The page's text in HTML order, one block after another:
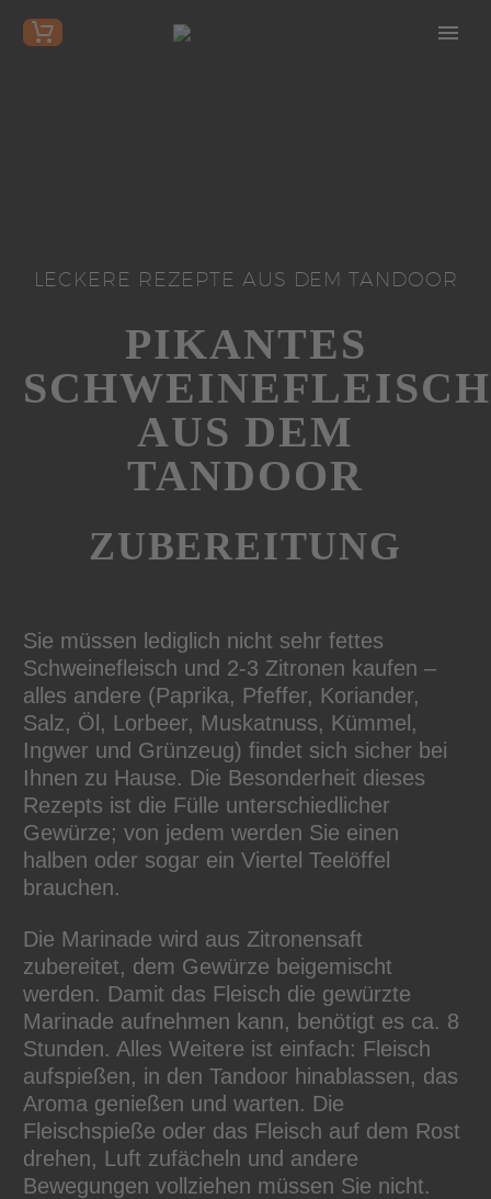
LECKERE REZEPTE AUS DEM TANDOOR
PIKANTES
SCHWEINEFLEISCH
AUS DEM
TANDOOR
ZUBEREITUNG
Sie müssen lediglich nicht sehr fettes
Schweinefleisch und 2-3 Zitronen kaufen –
alles andere (Paprika, Pfeffer, Koriander,
Salz, Öl, Lorbeer, Muskatnuss, Kümmel,
Ingwer und Grünzeug) findet sich sicher bei
Ihnen zu Hause. Die Besonderheit dieses
Rezepts ist die Fülle unterschiedlicher
Gewürze; von jedem werden Sie einen
halben oder sogar ein Viertel Teelöffel
brauchen.
Die Marinade wird aus Zitronensaft
zubereitet, dem Gewürze beigemischt
werden. Damit das Fleisch die gewürzte
Marinade aufnehmen kann, benötigt es ca. 8
Stunden. Alles Weitere ist einfach: Fleisch
aufspießen, in den Tandoor hinablassen, das
Aroma genießen und warten. Die
Fleischspieße oder das Fleisch auf dem Rost
drehen, Luft zufächeln und andere
Bewegungen vollziehen müssen Sie nicht.